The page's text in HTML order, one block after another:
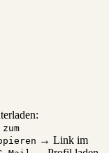
→ Link im